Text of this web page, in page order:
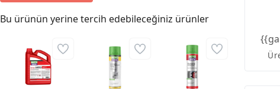
Bu ürünün yerine tercih edebileceğiniz ürünler